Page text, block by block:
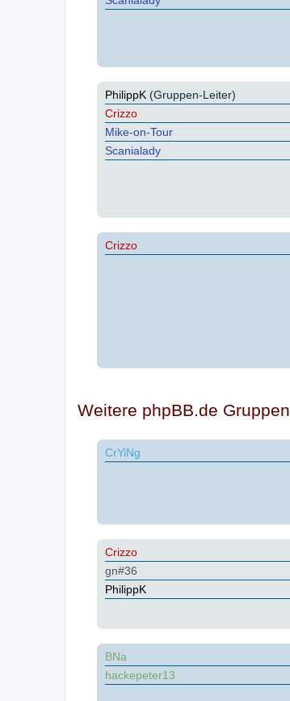
PhilippK (Gruppen-Leiter)
Crizzo
Mike-on-Tour
Scanialady
Crizzo
Weitere phpBB.de Gruppen
CrYiNg
Crizzo
gn#36
PhilippK
BNa
hackepeter13